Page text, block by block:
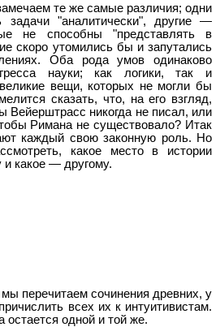
те же самые различия; одни
"аналитически", другие —
не способны "представлять в
скоро утомились бы и запутались
Оба рода умов одинаково
науки; как логики, так и
вещи, которых не могли бы
сказать, что, на его взгляд,
никогда не писал, или
Римана не существовало? Итак
каждый свою законную роль. Но
какое место в истории
и какое — другому.
перечитаем сочинения древних, у
всех их к интуитивистам.
остается одной и той же.